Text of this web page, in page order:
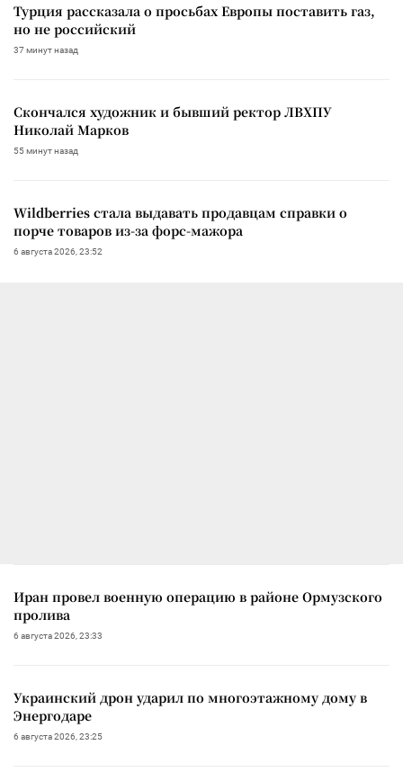
Турция рассказала о просьбах Европы поставить газ,
но не российский
37 минут назад
Скончался художник и бывший ректор ЛВХПУ
Николай Марков
55 минут назад
Wildberries стала выдавать продавцам справки о
порче товаров из-за форс-мажора
6 августа 2026, 23:52
Иран провел военную операцию в районе Ормузского
пролива
6 августа 2026, 23:33
Украинский дрон ударил по многоэтажному дому в
Энергодаре
6 августа 2026, 23:25